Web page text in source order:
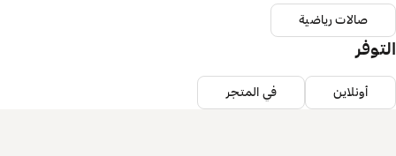
صالات رياضية
التوفر
أونلاين في المتجر